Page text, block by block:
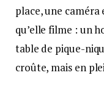
place, une
qu’elle filme : un
table de pique-
croûte, mais en